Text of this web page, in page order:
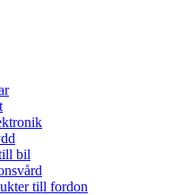
bil
till fordon